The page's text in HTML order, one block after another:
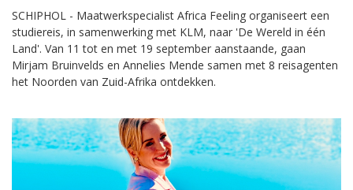
SCHIPHOL - Maatwerkspecialist Africa Feeling organiseert een
studiereis, in samenwerking met KLM, naar 'De Wereld in één
Land'. Van 11 tot en met 19 september aanstaande, gaan
Mirjam Bruinvelds en Annelies Mende samen met 8 reisagenten
het Noorden van Zuid-Afrika ontdekken.